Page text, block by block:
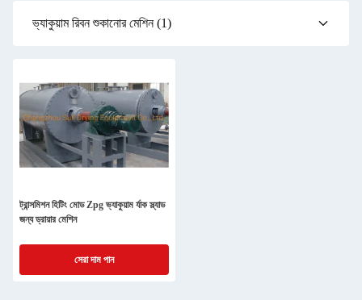
ভ্যাকুয়াম রিবন শুকানোর মেশিন(1)
ট্রান্সমিশন হিটিং মোড Zpg ভ্যাকুয়াম র্যাক স্ল্যাড
জন্য ড্রায়ার মেশিন
সেরা দাম পান